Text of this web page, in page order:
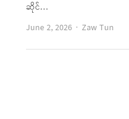
ဆိုင်…
June 2, 2026
Author
Zaw Tun